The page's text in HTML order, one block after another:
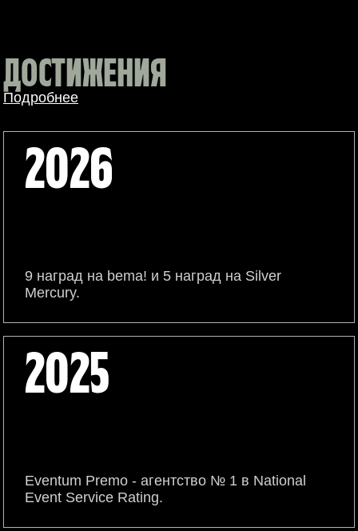
ДОСТИЖЕНИЯ
Подробнее
2026
9 наград на bema! и 5 наград на Silver
Mercury.
2025
Eventum Premo - агентство № 1 в National
Event Service Rating.